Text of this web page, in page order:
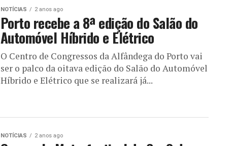
NOTÍCIAS 2 anos ago
Porto recebe a 8ª edição do Salão do
Automóvel Híbrido e Elétrico
O Centro de Congressos da Alfândega do Porto vai
ser o palco da oitava edição do Salão do Automóvel
Híbrido e Elétrico que se realizará já...
NOTÍCIAS 2 anos ago